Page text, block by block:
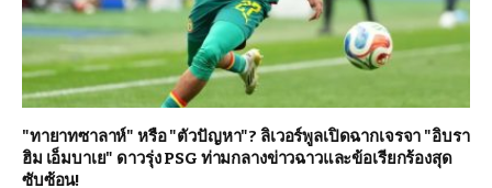
"ทายาทซาลาห์" หรือ "ตัวปัญหา"? ลิเวอร์พูลเปิดฉากเจรจา "อิบรา
ฮิม เอ็มบาเย" ดาวรุ่ง PSG ท่ามกลางข่าวฉาวและข้อเรียกร้องสุด
ซับซ้อน!